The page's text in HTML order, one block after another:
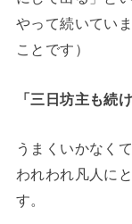
やって続いてい
ことです）
「三日坊主も続
うまくいかなく
われわれ凡人に
す。